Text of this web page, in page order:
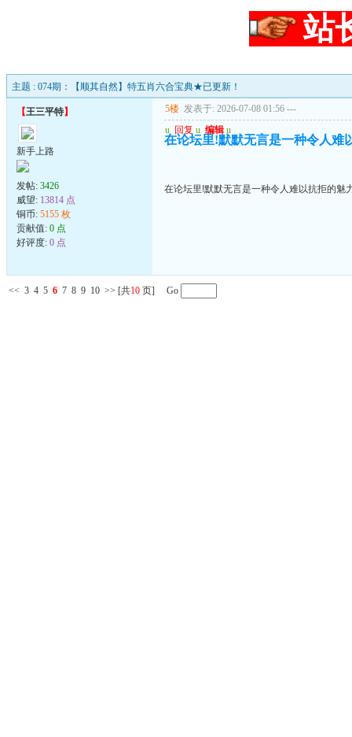
站
主题 : 074期：【顺其自然】特五肖六合宝典★已更新！
【王三平特】
新手上路
发帖: 3426
威望: 13814 点
铜币: 5155 枚
贡献值: 0 点
好评度: 0 点
5楼 发表于: 2026-07-08 01:56 ---
u 回复 u 编辑 u
在论坛里!默默无言是一种令人难
在论坛里!默默无言是一种令人难以抗拒的魅
<< 3 4 5 6 7 8 9 10 >> [共10 页] Go